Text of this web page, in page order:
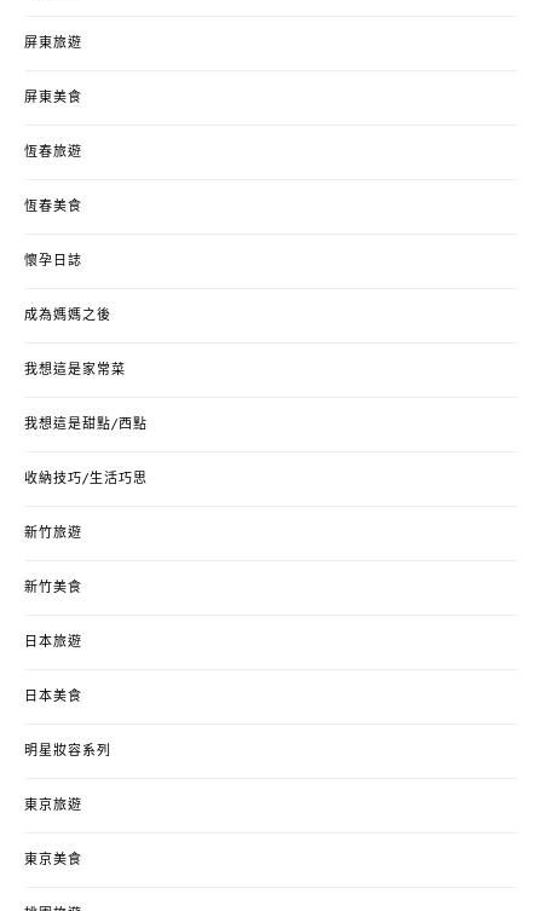
屏東旅遊
屏東美食
恆春旅遊
恆春美食
懷孕日誌
成為媽媽之後
我想這是家常菜
我想這是甜點/西點
收納技巧/生活巧思
新竹旅遊
新竹美食
日本旅遊
日本美食
明星妝容系列
東京旅遊
東京美食